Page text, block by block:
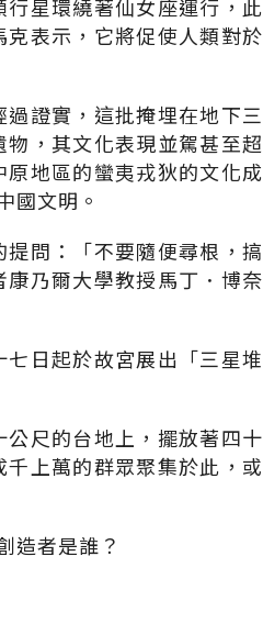
星環繞著仙女座運行，此
表示，它將促使人類對於
證實，這批掩埋在地下三
，其文化表現並駕甚至超
地區的蠻夷戎狄的文化成
國文明。
問：「不要隨便尋根，搞
乃爾大學教授馬丁．博奈
日起於故宮展出「三星堆
尺的台地上，擺放著四十
上萬的群眾聚集於此，或
造者是誰？